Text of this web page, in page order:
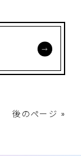
後のページ »